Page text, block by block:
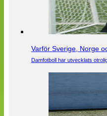
Varför Sverige, Norge
Damfotboll har utvecklats